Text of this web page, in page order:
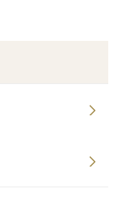
にご予約お済ま